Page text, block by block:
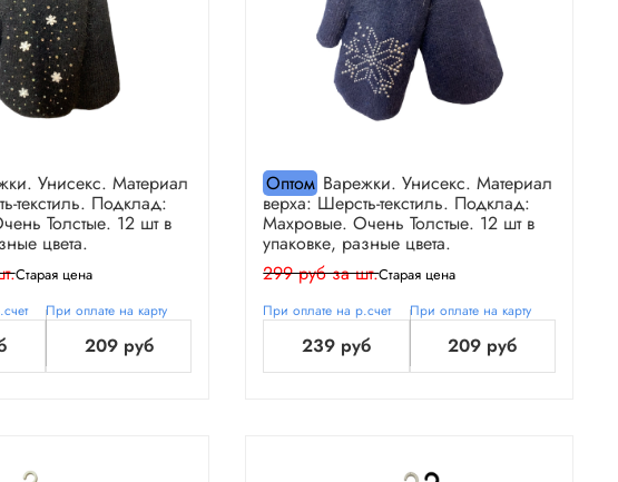
Унисекс. Материал
текстиль. Подклад:
Толстые. 12 шт в
цвета.
Старая цена
При оплате на карту
209 руб
Оптом Варежки. Унисекс. Материал
верха: Шерсть-текстиль. Подклад:
Махровые. Очень Толстые. 12 шт в
упаковке, разные цвета.
299 руб за шт.Старая цена
При оплате на р.счет
239 руб
При оплате на карту
209 руб